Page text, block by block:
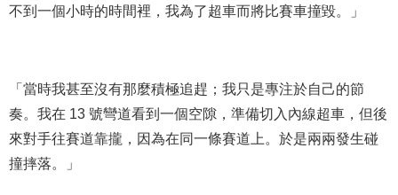
不到一個小時的時間裡，我為了超車而將比賽車撞毀。」
「當時我甚至沒有那麼積極追趕；我只是專注於自己的節
奏。我在 13 號彎道看到一個空隙，準備切入內線超車，但後
來對手往賽道靠攏，因為在同一條賽道上。於是兩兩發生碰
撞摔落。」